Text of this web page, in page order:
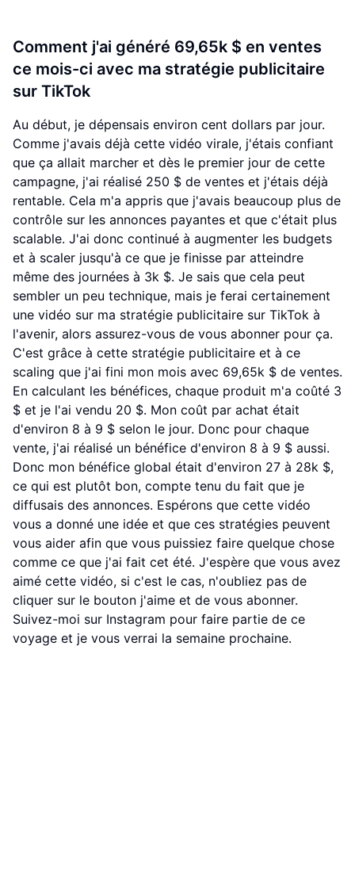
Comment j'ai généré 69,65k $ en ventes
ce mois-ci avec ma stratégie publicitaire
sur TikTok
Au début, je dépensais environ cent dollars par jour.
Comme j'avais déjà cette vidéo virale, j'étais confiant
que ça allait marcher et dès le premier jour de cette
campagne, j'ai réalisé 250 $ de ventes et j'étais déjà
rentable. Cela m'a appris que j'avais beaucoup plus de
contrôle sur les annonces payantes et que c'était plus
scalable. J'ai donc continué à augmenter les budgets
et à scaler jusqu'à ce que je finisse par atteindre
même des journées à 3k $. Je sais que cela peut
sembler un peu technique, mais je ferai certainement
une vidéo sur ma stratégie publicitaire sur TikTok à
l'avenir, alors assurez-vous de vous abonner pour ça.
C'est grâce à cette stratégie publicitaire et à ce
scaling que j'ai fini mon mois avec 69,65k $ de ventes.
En calculant les bénéfices, chaque produit m'a coûté 3
$ et je l'ai vendu 20 $. Mon coût par achat était
d'environ 8 à 9 $ selon le jour. Donc pour chaque
vente, j'ai réalisé un bénéfice d'environ 8 à 9 $ aussi.
Donc mon bénéfice global était d'environ 27 à 28k $,
ce qui est plutôt bon, compte tenu du fait que je
diffusais des annonces. Espérons que cette vidéo
vous a donné une idée et que ces stratégies peuvent
vous aider afin que vous puissiez faire quelque chose
comme ce que j'ai fait cet été. J'espère que vous avez
aimé cette vidéo, si c'est le cas, n'oubliez pas de
cliquer sur le bouton j'aime et de vous abonner.
Suivez-moi sur Instagram pour faire partie de ce
voyage et je vous verrai la semaine prochaine.